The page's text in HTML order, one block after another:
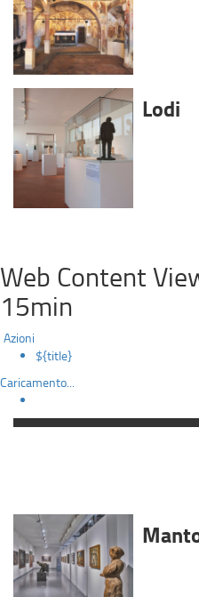
Lodi
Web Content
15min
Azioni
${title}
Caricamento...